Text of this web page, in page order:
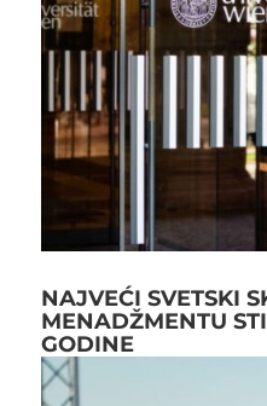
NAJVEĆI SVETSKI
MENADŽMENTU
GODINE